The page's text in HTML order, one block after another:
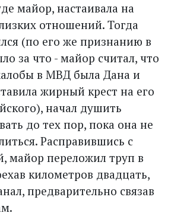
майор, настаивала на
отношений. Тогда
(по его же признанию в
за что - майор считал, что
в МВД была Дана и
жирный крест на его
начал душить
до тех пор, пока она не
Расправившись с
майор переложил труп в
километров двадцать,
предварительно связав